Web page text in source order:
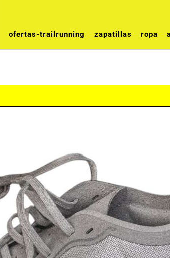
ofertas-trailrunning zapatillas ropa